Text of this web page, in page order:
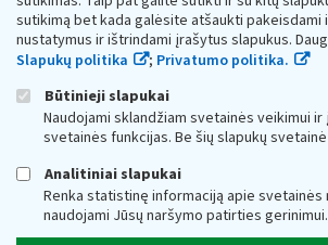
sutikimą bet kada galėsite atšaukti
nustatymus ir ištrindami įrašytus slapukus.
Slapukų politika
; Privatumo politika.
Būtinieji slapukai
Naudojami sklandžiam svetainės veikimui
svetainės funkcijas. Be šių slapukų
Analitiniai slapukai
Renka statistinę informaciją apie svetainės
naudojami Jūsų naršymo patirties gerinimui.
adresas: Vasario 16-osios g. 14, 01107 Vilnius,
vmi@vmi.lt , E. pristatymo dėžutės adresas
Duomenys apie Valstybinę mokesčių inspekciją
Respublikos finansų ministerijos kaupiami ir